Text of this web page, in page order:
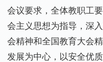
会议要求，全体教职工
会主义思想为指导，深
会精神和全国教育大会
发展为中心，以安全优